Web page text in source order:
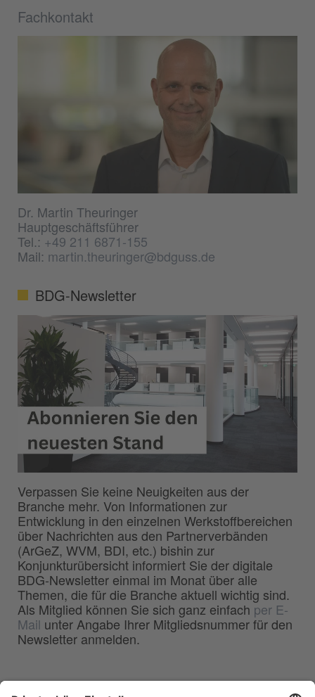
Fachkontakt
Dr. Martin Theuringer
Hauptgeschäftsführer
Tel.:+49 211 6871-155
Mail: martin.theuringer@bdguss.de
BDG-Newsletter
Verpassen Sie keine Neuigkeiten aus der
Branche mehr. Von Informationen zur
Entwicklung in den einzelnen Werkstoffbereichen
über Nachrichten aus den Partnerverbänden
(ArGeZ, WVM, BDI, etc.) bishin zur
Konjunkturübersicht informiert Sie der digitale
BDG-Newsletter einmal im Monat über alle
Themen, die für die Branche aktuell wichtig sind.
Als Mitglied können Sie sich ganz einfach per E-
Mail unter Angabe Ihrer Mitgliedsnummer für den
Newsletter anmelden.